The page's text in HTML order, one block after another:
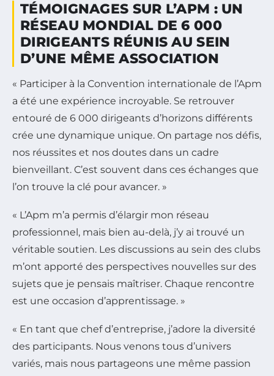
TÉMOIGNAGES SUR L’APM : UN
RÉSEAU MONDIAL DE 6 000
DIRIGEANTS RÉUNIS AU SEIN
D’UNE MÊME ASSOCIATION
« Participer à la Convention internationale de l’Apm
a été une expérience incroyable. Se retrouver
entouré de 6 000 dirigeants d’horizons différents
crée une dynamique unique. On partage nos défis,
nos réussites et nos doutes dans un cadre
bienveillant. C’est souvent dans ces échanges que
l’on trouve la clé pour avancer. »
« L’Apm m’a permis d’élargir mon réseau
professionnel, mais bien au-delà, j’y ai trouvé un
véritable soutien. Les discussions au sein des clubs
m’ont apporté des perspectives nouvelles sur des
sujets que je pensais maîtriser. Chaque rencontre
est une occasion d’apprentissage. »
« En tant que chef d’entreprise, j’adore la diversité
des participants. Nous venons tous d’univers
variés, mais nous partageons une même passion